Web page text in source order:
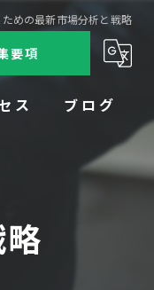
めの最新市場分析と戦略
要項
ス ブログ
コラム